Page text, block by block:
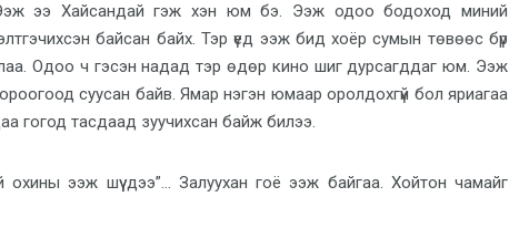
ээ Хайсандай гэж хэн юм бэ. Ээж одоо бодоход миний
байсан байх. Тэр үед ээж бид хоёр сумын төвөөс бүр
Одоо ч гэсэн надад тэр өдөр кино шиг дурсагддаг юм. Ээж
суусан байв. Ямар нэгэн юмаар оролдохгүй бол яриагаа
гогод тасдаад зуучихсан байж билээ.
охины ээж шүү дээ”… Залуухан гоё ээж байгаа. Хойтон чамайг